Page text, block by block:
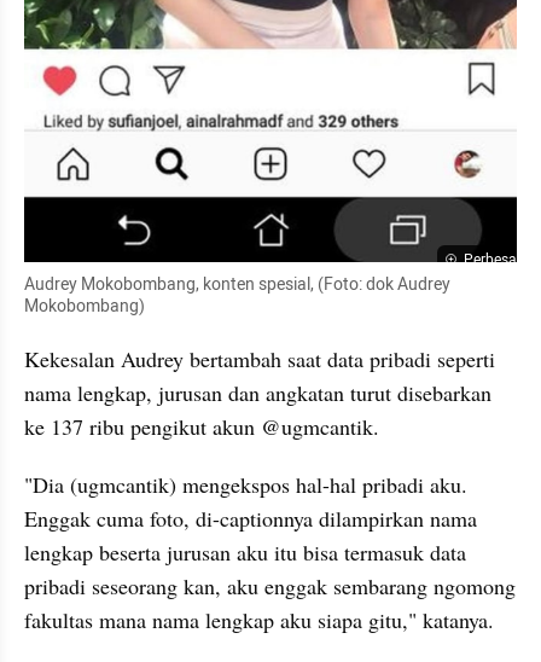
Perbesar
Audrey Mokobombang, konten spesial, (Foto: dok Audrey
Mokobombang)
Kekesalan Audrey bertambah saat data pribadi seperti
nama lengkap, jurusan dan angkatan turut disebarkan
ke 137 ribu pengikut akun @ugmcantik.
"Dia (ugmcantik) mengekspos hal-hal pribadi aku.
Enggak cuma foto, di-captionnya dilampirkan nama
lengkap beserta jurusan aku itu bisa termasuk data
pribadi seseorang kan, aku enggak sembarang ngomong
fakultas mana nama lengkap aku siapa gitu," katanya.